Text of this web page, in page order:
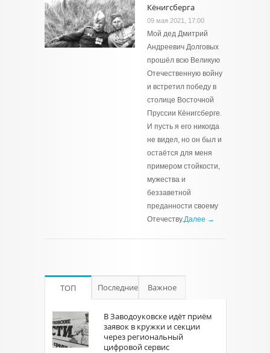
Кёнигсберга
09 мая 2021, 17:00
Мой дед Дмитрий
Андреевич Долговых
прошёл всю Великую
Отечественную войну
и встретил победу в
столице Восточной
Пруссии Кёнигсберге.
И пусть я его никогда
не видел, но он был и
остаётся для меня
примером стойкости,
мужества и
беззаветной
преданности своему
Отечеству.Далее →
ТОП Последние Важное
В Заводоуковске идёт приём
заявок в кружки и секции
через региональный
цифровой сервис